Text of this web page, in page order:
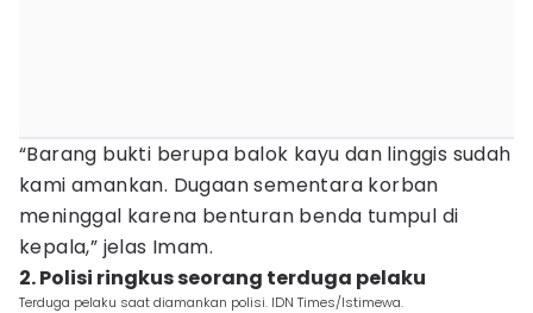
“Barang bukti berupa balok kayu dan linggis sudah
kami amankan. Dugaan sementara korban
meninggal karena benturan benda tumpul di
kepala,” jelas Imam.
2. Polisi ringkus seorang terduga pelaku
Terduga pelaku saat diamankan polisi. IDN Times/Istimewa.